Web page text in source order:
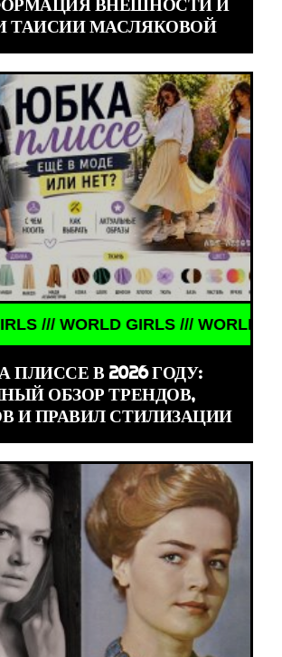
ТАИСИИ МАСЛЯКОВОЙ
GIRLS /// WORLD GIRLS ///
ПЛИССЕ В 2026 ГОДУ:
ОБЗОР ТРЕНДОВ,
И ПРАВИЛ СТИЛИЗАЦИИ